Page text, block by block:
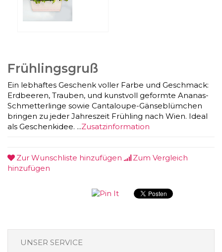
Frühlingsgruß
Ein lebhaftes Geschenk voller Farbe und Geschmack:
Erdbeeren, Trauben, und kunstvoll geformte Ananas-
Schmetterlinge sowie Cantaloupe-Gänseblümchen
bringen zu jeder Jahreszeit Frühling nach Wien. Ideal
als Geschenkidee. ...Zusatzinformation
Zur Wunschliste hinzufügen
Zum Vergleich
hinzufügen
UNSER SERVICE